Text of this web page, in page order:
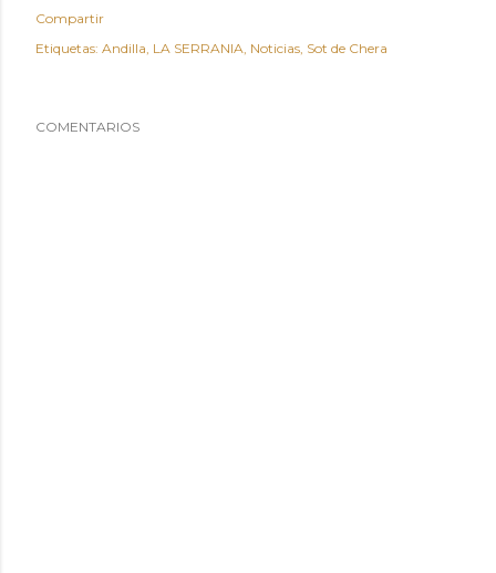
Compartir
Etiquetas: Andilla LA SERRANIA Noticias Sot de Chera
COMENTARIOS